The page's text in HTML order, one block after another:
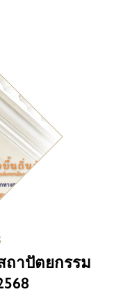
ถาปัตยกรรม